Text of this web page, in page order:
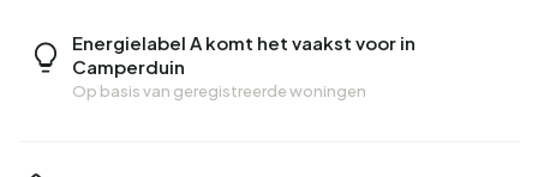
Energielabel A komt het vaakst voor in
Camperduin
Op basis van geregistreerde woningen